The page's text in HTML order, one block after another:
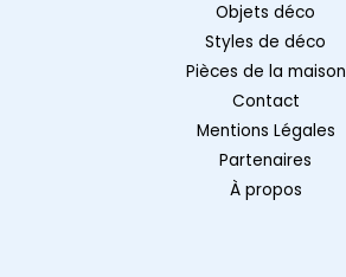
Objets déco
Styles de déco
Pièces de la maison
Contact
Mentions Légales
Partenaires
À propos